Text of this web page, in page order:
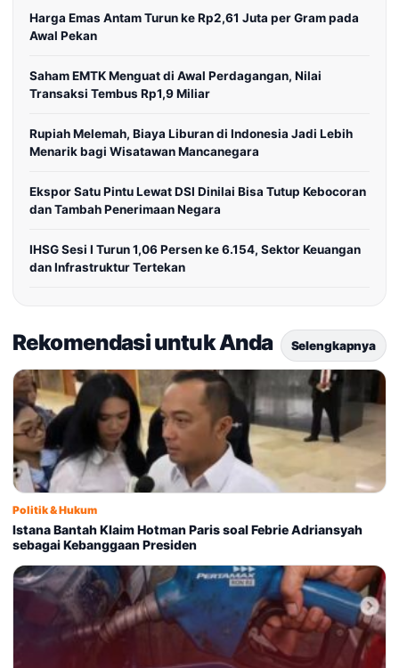
Harga Emas Antam Turun ke Rp2,61 Juta per Gram pada
Awal Pekan
Saham EMTK Menguat di Awal Perdagangan, Nilai
Transaksi Tembus Rp1,9 Miliar
Rupiah Melemah, Biaya Liburan di Indonesia Jadi Lebih
Menarik bagi Wisatawan Mancanegara
Ekspor Satu Pintu Lewat DSI Dinilai Bisa Tutup Kebocoran
dan Tambah Penerimaan Negara
IHSG Sesi I Turun 1,06 Persen ke 6.154, Sektor Keuangan
dan Infrastruktur Tertekan
Rekomendasi untuk Anda Selengkapnya
Politik & Hukum
Istana Bantah Klaim Hotman Paris soal Febrie Adriansyah
sebagai Kebanggaan Presiden